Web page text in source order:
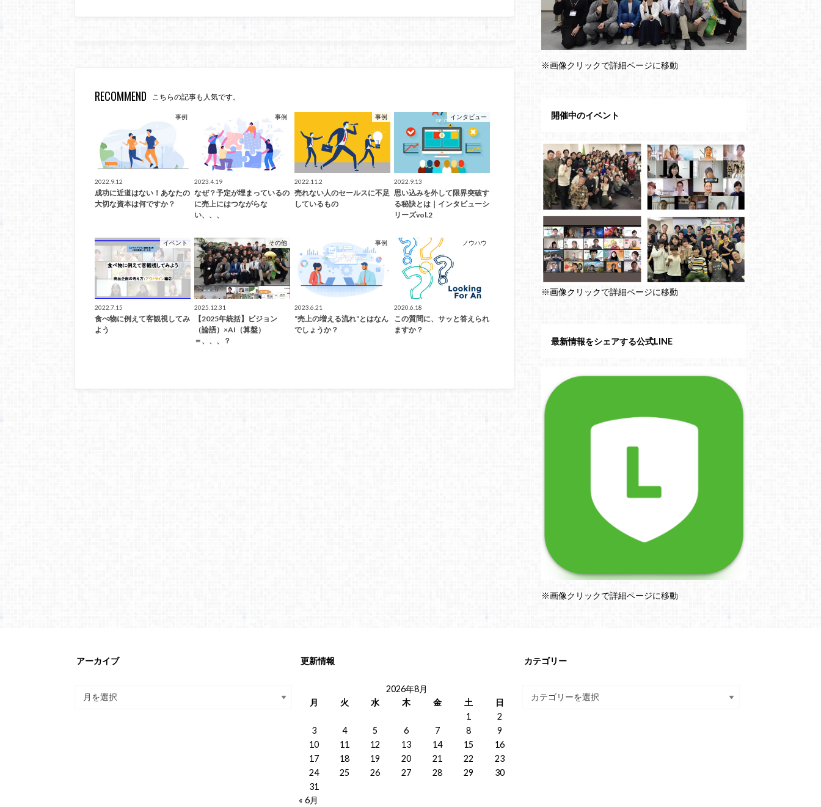
RECOMMEND こちらの記事も人気です。
事例
2022.9.12
成功に近道はない！あなたの
大切な資本は何ですか？
事例
2023.4.19
なぜ？予定が埋まっているの
に売上にはつながらな
い、、、
事例
2022.11.2
売れない人のセールスに不足
しているもの
インタビュー
2022.9.13
思い込みを外して限界突破す
る秘訣とは｜インタビューシ
リーズvol.2
イベント
2022.7.15
食べ物に例えて客観視してみ
よう
その他
2025.12.31
【2025年統括】ビジョン
（論語）×AI（算盤）
＝、、、？
事例
2023.6.21
“売上の増える流れ“とはなん
でしょうか？
ノウハウ
2020.6.18
この質問に、サッと答えられ
ますか？
※画像クリックで詳細ページに移動
開催中のイベント
※画像クリックで詳細ページに移動
最新情報をシェアする公式LINE
※画像クリックで詳細ページに移動
アーカイブ 更新情報
2026年8月
月
火 水 木 金 土
日
1
2
3
4 5 6 7 8
9
10
11 12 13 14 15
16
17
18 19 20 21 22
23
24
25 26 27 28 29
30
31
« 6月
カテゴリー